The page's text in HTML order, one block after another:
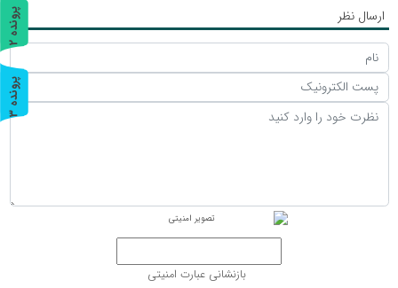
ارسال نظر
بازنشانی عبارت امنیتی
پ
ر
و
ن
د
ه
2
پ
ر
و
ن
د
ه
3